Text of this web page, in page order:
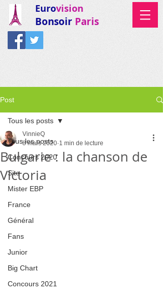
Eurovision
Bonsoir Paris
Post
Tous les posts
Concours 2020
Site
Mister EBP
France
Général
Fans
Junior
Big Chart
Concours 2021
Tous les posts
Bulgarie : la chanson de
Victoria
VinnieQ
8 mars 2020 1 min de lecture